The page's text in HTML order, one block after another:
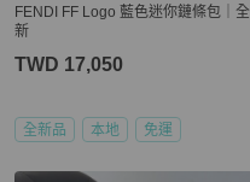
FENDI FF Logo 藍色迷你鏈條包｜全
新
TWD 17,050
全新品 本地 免運